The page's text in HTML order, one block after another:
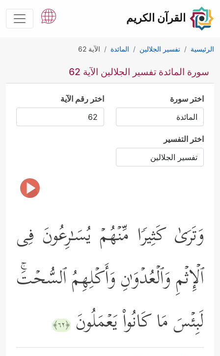
القرآن الكريم
الرئيسية تفسير الجلالين المائدة الآية 62
سورة المائدة تفسير الجلالين الآية 62
اختر سورة اختر رقم الآية
اختر التفسير
وَتَرَىٰ كَثِیرࣰا مِّنۡهُمۡ یُسَـٰرِعُونَ فِی
ٱلۡإِثۡمِ وَٱلۡعُدۡوَ ٰ⁠نِ وَأَكۡلِهِمُ ٱلسُّحۡتَۚ
لَبِئۡسَ مَا كَانُواْ یَعۡمَلُونَ ﴿٦٢﴾